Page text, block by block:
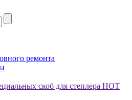
ремонта
скоб для степлера HOT